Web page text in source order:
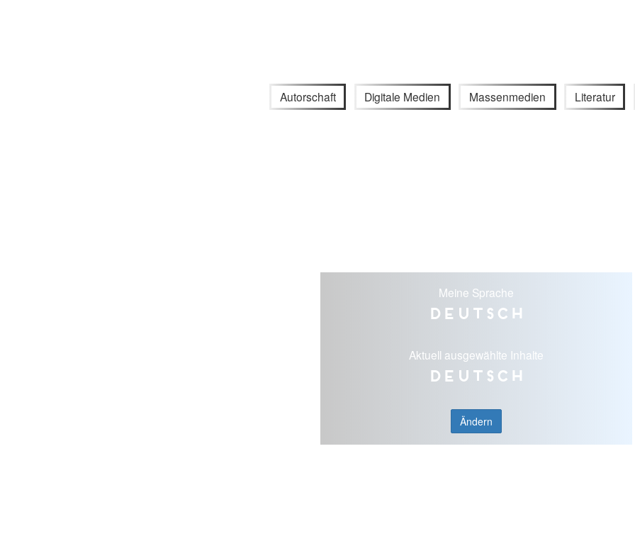
Autorschaft Digitale Medien Massenmedien Literatur
Meine Sprache
Deutsch
Aktuell ausgewählte Inhalte
Deutsch
Ändern